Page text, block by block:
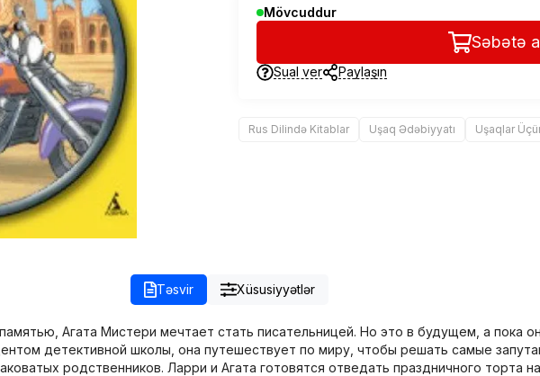
Mövcuddur
Səbətə
Sual ver Paylaşın
Rus Dilində Kitablar Uşaq Ədəbiyyatı Uşaqlar
Təsvir Xüsusiyyətlər
Агата Мистери мечтает стать писательницей. Но это в будущем, а пока
детективной школы, она путешествует по миру, чтобы решать самые
родственников. Ларри и Агата готовятся отведать праздничного торта